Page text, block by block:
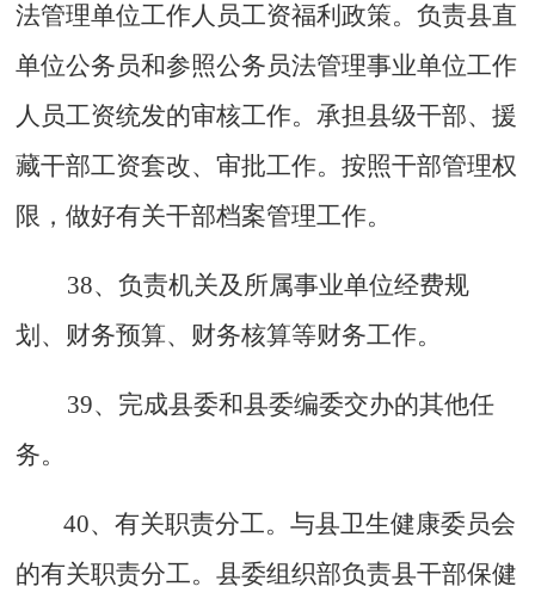
法管理单位工作人员工资福利政策。负责县直
单位公务员和参照公务员法管理事业单位工作
人员工资统发的审核工作。承担县级干部、援
藏干部工资套改、审批工作。按照干部管理权
限，做好有关干部档案管理工作。
38、负责机关及所属事业单位经费规
划、财务预算、财务核算等财务工作。
39、完成县委和县委编委交办的其他任
务。
40、有关职责分工。与县卫生健康委员会
的有关职责分工。县委组织部负责县干部保健